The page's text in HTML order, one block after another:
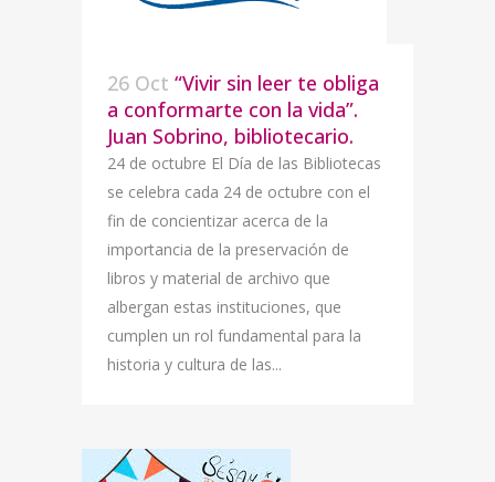
26 Oct “Vivir sin leer te obliga
a conformarte con la vida”.
Juan Sobrino, bibliotecario.
24 de octubre El Día de las Bibliotecas
se celebra cada 24 de octubre con el
fin de concientizar acerca de la
importancia de la preservación de
libros y material de archivo que
albergan estas instituciones, que
cumplen un rol fundamental para la
historia y cultura de las...